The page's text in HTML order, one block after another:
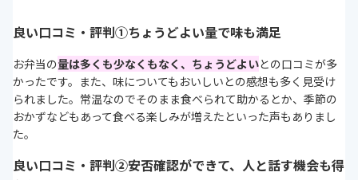
良い口コミ・評判①ちょうどよい量で味も満足
お弁当の量は多くも少なくもなく、ちょうどよいとの口コミが多
かったです。また、味についてもおいしいとの感想も多く見受け
られました。常温なのでそのまま食べられて助かるとか、季節の
おかずなどもあって食べる楽しみが増えたといった声もありまし
た。
良い口コミ・評判②安否確認ができて、人と話す機会も得